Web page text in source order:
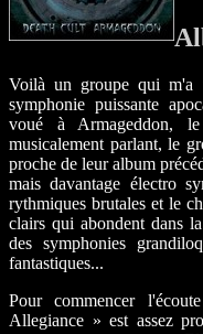
Voilà un groupe qui m'a
symphonie puissante
voué à Armageddon,
musicalement parlant, le
proche de leur album
mais davantage électro
rythmiques brutales et le
clairs qui abondent dans
des symphonies
fantastiques...
Pour commencer
Allegiance » est assez